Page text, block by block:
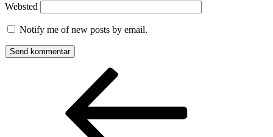
Websted
Notify me of new posts by email.
Indlægsnavigation